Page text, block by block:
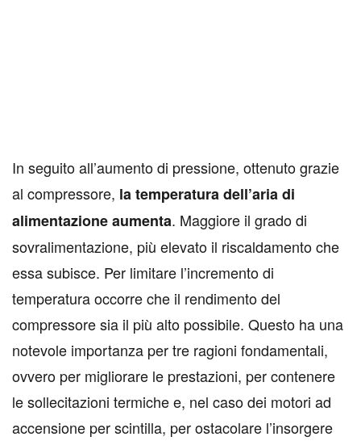
In seguito all’aumento di pressione, ottenuto grazie
al compressore, la temperatura dell’aria di
alimentazione aumenta. Maggiore il grado di
sovralimentazione, più elevato il riscaldamento che
essa subisce. Per limitare l’incremento di
temperatura occorre che il rendimento del
compressore sia il più alto possibile. Questo ha una
notevole importanza per tre ragioni fondamentali,
ovvero per migliorare le prestazioni, per contenere
le sollecitazioni termiche e, nel caso dei motori ad
accensione per scintilla, per ostacolare l’insorgere